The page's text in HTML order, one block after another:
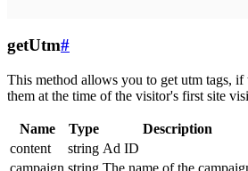
getUtm#
This method allows you to get utm tags, if
them at the time of the visitor's first site
Name Type
Description
content
string Ad ID
campaign string The name of the